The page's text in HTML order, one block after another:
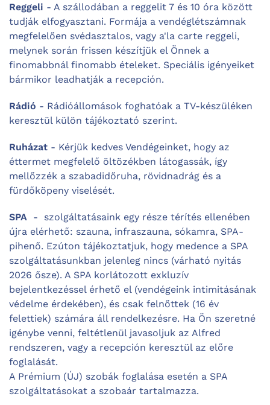
Reggeli - A szállodában a reggelit 7 és 10 óra között
tudják elfogyasztani. Formája a vendéglétszámnak
megfelelően svédasztalos, vagy a'la carte reggeli,
melynek során frissen készítjük el Önnek a
finomabbnál finomabb ételeket. Speciális igényeiket
bármikor leadhatják a recepción.
Rádió - Rádióállomások foghatóak a TV-készüléken
keresztül külön tájékoztató szerint.
Ruházat - Kérjük kedves Vendégeinket, hogy az
éttermet megfelelő öltözékben látogassák, így
mellőzzék a szabadidőruha, rövidnadrág és a
fürdőköpeny viselését.
SPA - szolgáltatásaink egy része térítés ellenében
újra elérhető: szauna, infraszauna, sókamra, SPA-
pihenő. Ezúton tájékoztatjuk, hogy medence a SPA
szolgáltatásunkban jelenleg nincs (várható nyitás
2026 ősze). A SPA korlátozott exkluzív
bejelentkezéssel érhető el (vendégeink intimitásának
védelme érdekében), és csak felnőttek (16 év
felettiek) számára áll rendelkezésre. Ha Ön szeretné
igénybe venni, feltétlenül javasoljuk az Alfred
rendszeren, vagy a recepción keresztül az előre
foglalását.
A Prémium (ÚJ) szobák foglalása esetén a SPA
szolgáltatásokat a szobaár tartalmazza.